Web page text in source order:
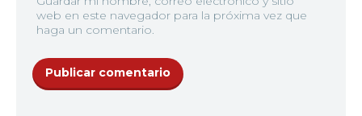
web en este navegador para la próxima vez que
haga un comentario.